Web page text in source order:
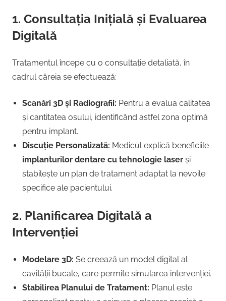
1. Consultația Inițială și Evaluarea
Digitală
Tratamentul începe cu o consultație detaliată, în
cadrul căreia se efectuează:
Scanări 3D și Radiografii: Pentru a evalua calitatea
și cantitatea osului, identificând astfel zona optimă
pentru implant.
Discuție Personalizată: Medicul explică beneficiile
implanturilor dentare cu tehnologie laser și
stabilește un plan de tratament adaptat la nevoile
specifice ale pacientului.
2. Planificarea Digitală a
Intervenției
Modelare 3D: Se creează un model digital al
cavității bucale, care permite simularea intervenției.
Stabilirea Planului de Tratament: Planul este